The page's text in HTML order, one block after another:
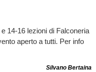
14-16 lezioni di Falconeria
aperto a tutti. Per info
Silvano Bertaina